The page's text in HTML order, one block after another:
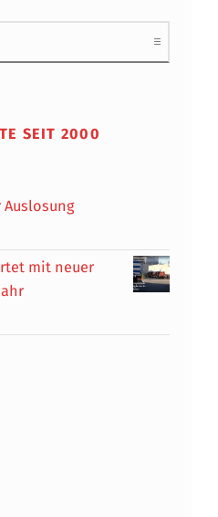
SEIT 2000
mit neuer